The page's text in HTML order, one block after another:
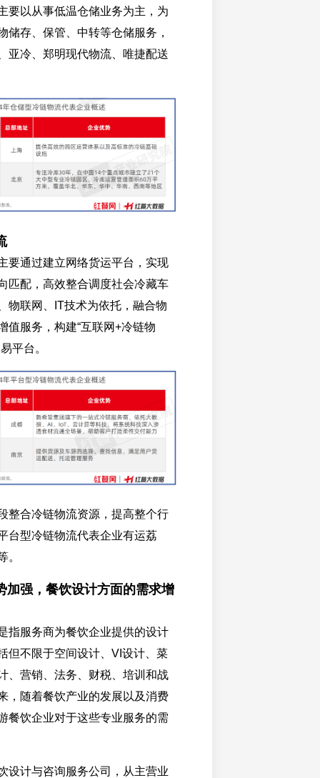
要以从事低温仓储业务为主，为
储存、保管、中转等仓储服务，
亚冷、郑明现代物流、唯捷配送
要通过建立网络货运平台，实现
匹配，高效整合调度社会冷藏车
物联网、IT技术为依托，融合物
值服务，构建“互联网+冷链物
平台。
整合冷链物流资源，提高整个行
台型冷链物流代表企业有运荔
。
加强，餐饮设计方面的需求增
指服务商为餐饮企业提供的设计
但不限于空间设计、VI设计、菜
、营销、法务、财税、培训和战
，随着餐饮产业的发展以及消费
餐饮企业对于这些专业服务的需
设计与咨询服务公司，从主营业